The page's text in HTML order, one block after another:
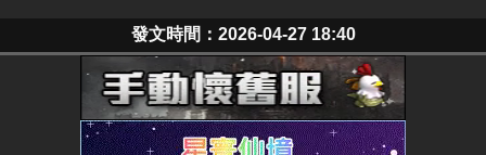
發文時間：2026-04-27 18:40